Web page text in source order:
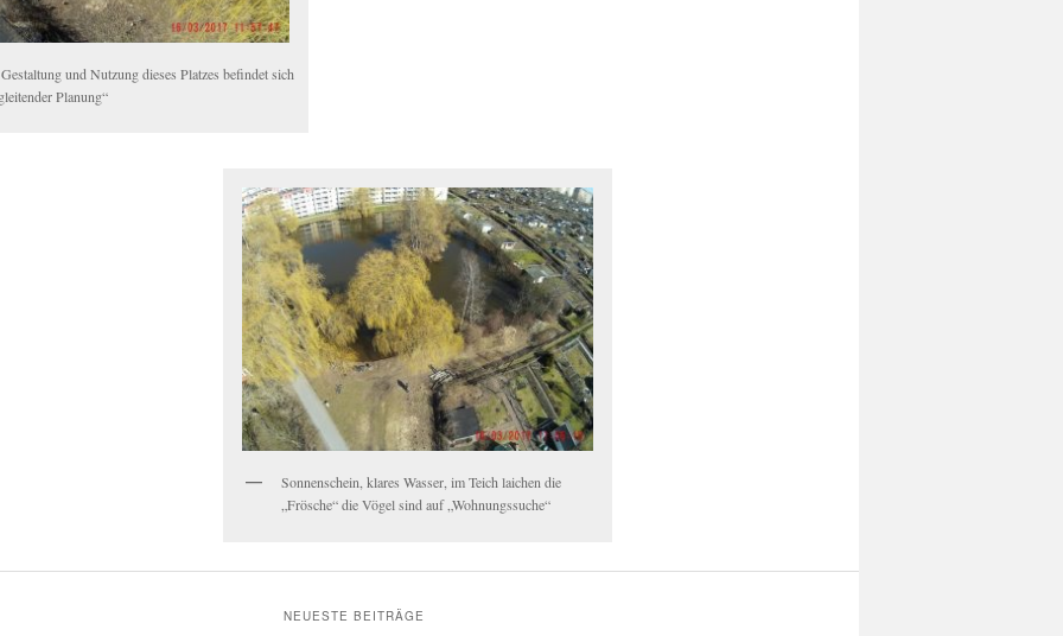
und Nutzung dieses Platzes befindet sich
Planung“
Sonnenschein, klares Wasser, im Teich laichen die
„Frösche“ die Vögel sind auf „Wohnungssuche“
NEUESTE BEITRÄGE